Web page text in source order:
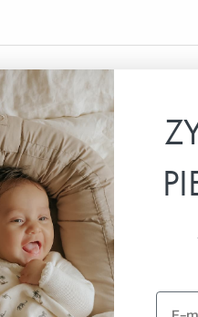
Podążaj za nami
Facebook
Instagram
Pinterest
Youtube
Linkedin
Email